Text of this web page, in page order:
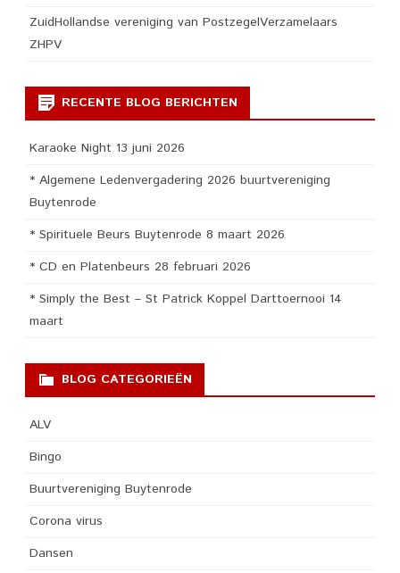
ZuidHollandse vereniging van PostzegelVerzamelaars
ZHPV
RECENTE BLOG BERICHTEN
Karaoke Night 13 juni 2026
* Algemene Ledenvergadering 2026 buurtvereniging
Buytenrode
* Spirituele Beurs Buytenrode 8 maart 2026
* CD en Platenbeurs 28 februari 2026
* Simply the Best – St Patrick Koppel Darttoernooi 14
maart
BLOG CATEGORIEËN
ALV
Bingo
Buurtvereniging Buytenrode
Corona virus
Dansen